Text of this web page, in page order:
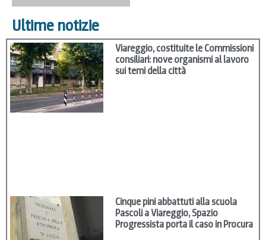
Ultime notizie
Viareggio, costituite le Commissioni
consiliari: nove organismi al lavoro
sui temi della città
Cinque pini abbattuti alla scuola
Pascoli a Viareggio, Spazio
Progressista porta il caso in Procura